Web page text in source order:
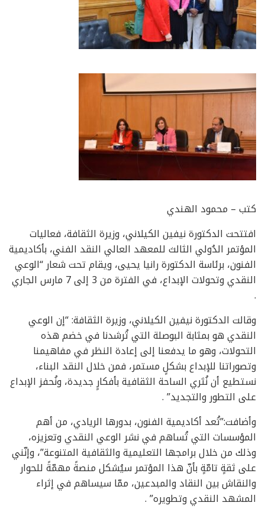
كتب – محمود الهندي
افتتحت الدكتورة نيفين الكيلاني، وزيرة الثقافة، فعاليات
المؤتمر الدُولي الثالث للمعهد العالي النقد الفني، بأكاديمية
الفنون، برئاسة الدكتورة رانيا يحيى، ويقام تحت شعار “الوعي
النقدي وتحولات الإبداع، في الفترة من 3 إلى 7 مارس الجاري
.
وقالت الدكتورة نيفين الكيلاني، وزيرة الثقافة: “إن الوعي
النقدي هو بمثابة البوصلة التي تُرشدنا في خضم هذه
التحولات، وهو ما يدفعنا إلى إعادة النظر في مفاهيمنا
وتصوراتنا للإبداع بشكلٍ مستمر، فمن خلال النقد البناء،
نستطيع أن نُثري الساحة الثقافية بأفكارٍ جديدة، ونُحفز الإبداع
على التطور والتجديد” .
وأضافت:”تُعد أكاديمية الفنون، بدورها الريادي، من أهم
المؤسسات التي تُساهم في نشر الوعي النقدي وتعزيزه،
وذلك من خلال برامجها التعليمية والثقافية المتنوعة”، وإنّني
على ثقةٍ تامّةٍ بأنّ هذا المؤتمر سيُشكل منصةً مهمّةً للحوار
والنقاش بين النقاد والمبدعين، ممّا سيساهم في إثراء
المشهد النقدي وتطويره” .